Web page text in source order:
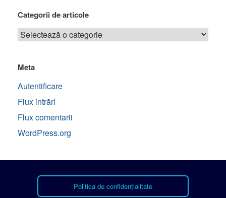
Categorii de articole
Meta
Autentificare
Flux intrări
Flux comentarii
WordPress.org
Politica de confidențialitate